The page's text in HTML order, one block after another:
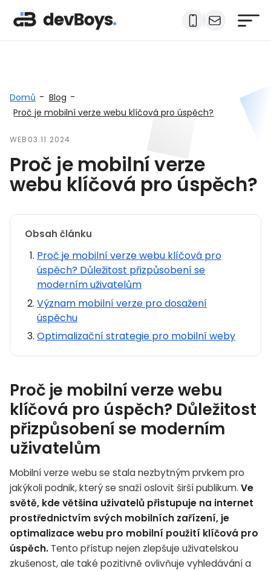
Domů - Blog -
Proč je mobilní verze webu klíčová pro úspěch?
WEB 03.11.2024
Proč je mobilní verze
webu klíčová pro úspěch?
Obsah článku
Proč je mobilní verze webu klíčová pro
úspěch? Důležitost přizpůsobení se
moderním uživatelům
Význam mobilní verze pro dosažení
úspěchu
Optimalizační strategie pro mobilní weby
Proč je mobilní verze webu
klíčová pro úspěch? Důležitost
přizpůsobení se moderním
uživatelům
Mobilní verze webu se stala nezbytným prvkem pro
jakýkoli podnik, který se snaží oslovit širší publikum. Ve
světě, kde většina uživatelů přistupuje na internet
prostřednictvím svých mobilních zařízení, je
optimalizace webu pro mobilní použití klíčová pro
úspěch. Tento přístup nejen zlepšuje uživatelskou
zkušenost, ale také pozitivně ovlivňuje vyhledávání a